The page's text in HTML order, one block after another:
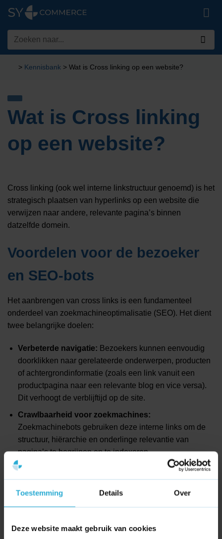
Toestemming Details Over
Deze website maakt gebruik van cookies
naar
inhoud
Zoeken
> Kennisbank > Wat is Cross linking op een website?
Wat is Cross linking
op een website?
Cross linking (ook wel interne linkstructuur genoemd) is het
strategisch plaatsen van hyperlinks op een website die
verwijzen naar andere, relevante pagina’s binnen
datzelfde domein.
Voordelen voor de bezoeker
en SEO-bots
Het aanbrengen van cross links is een fundamenteel
onderdeel van zoekmachineoptimalisatie (SEO). Het dient
twee belangrijke doelen:
Verbeterde navigatie: Bezoekers kunnen eenvoudig
doorklikken naar gerelateerde onderwerpen, producten
of achtergrondinformatie (zoals een link vanuit een
productpagina naar een relevante blog en vice versa).
Dit verhoogt de verblijftijd op de site.
Crawlbaarheid voor zoekmachines:
Zoekmachinebots gebruiken deze interne links om de
structuur, hiërarchie en onderlinge relevantie van
pagina’s te begrijpen en te indexeren.
(anchor texts) in plaats van algemene termen zoals ‘klik